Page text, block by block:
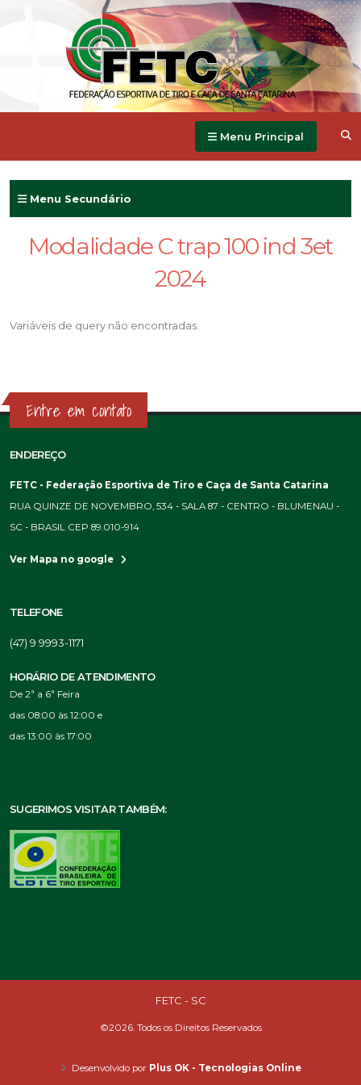
Menu Principal
Menu Secundário
Modalidade C trap 100 ind 3et
2024
Variáveis de query não encontradas.
Entre em contato
ENDEREÇO
FETC - Federação Esportiva de Tiro e Caça de Santa Catarina
RUA QUINZE DE NOVEMBRO, 534 - SALA 87 - CENTRO - BLUMENAU -
SC - BRASIL CEP 89.010-914
Ver Mapa no google
TELEFONE
(47) 9 9993-1171
HORÁRIO DE ATENDIMENTO
De 2ª a 6ª Feira
das 08:00 às 12:00 e
das 13:00 às 17:00
SUGERIMOS VISITAR TAMBÉM:
FETC - SC
©2026. Todos os Direitos Reservados
Desenvolvido por Plus OK - Tecnologias Online